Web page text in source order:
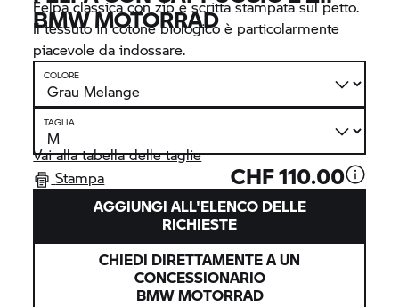
BMW MOTORRAD
Felpa classica con zip e scritta stampata sul petto.
Il tessuto in cotone biologico è particolarmente
piacevole da indossare.
COLORE
TAGLIA
Vai alla tabella delle taglie
Stampa
CHF 110.00
AGGIUNGI ALL'ELENCO DELLE
RICHIESTE
CHIEDI DIRETTAMENTE A UN
CONCESSIONARIO
BMW MOTORRAD